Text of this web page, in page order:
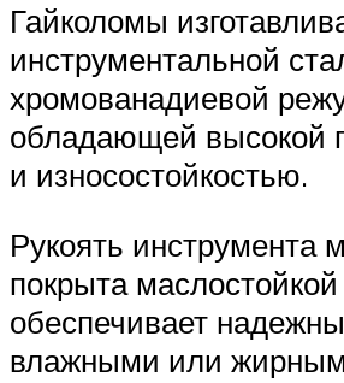
Гайколомы
инструментальной
хромованадиевой
обладающей высокой
и износостойкостью.
Рукоять инструмента
покрыта
обеспечивает
влажными или